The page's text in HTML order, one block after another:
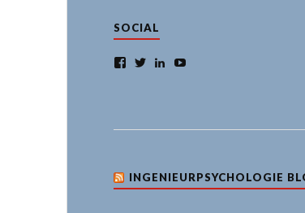
SOCIAL
Facebook
TwitterLinkedIn
YouTube
INGENIEURPSYCHOLOGIE